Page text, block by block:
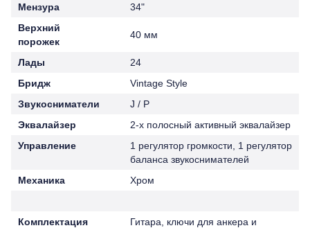
Мензура
34"
Верхний
порожек
40 мм
Лады
24
Бридж
Vintage Style
Звукосниматели
J / P
Эквалайзер
2-х полосный активный эквалайзер
Управление
1 регулятор громкости, 1 регулятор
баланса звукоснимателей
Механика
Хром
Комплектация
Гитара, ключи для анкера и